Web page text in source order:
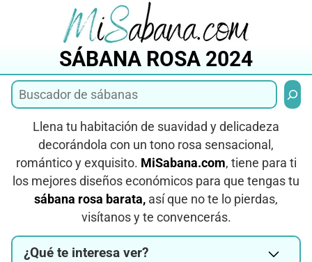
SÁBANA ROSA 2024
Llena tu habitación de suavidad y delicadeza
decorándola con un tono rosa sensacional,
romántico y exquisito. MiSabana.com, tiene para ti
los mejores diseños económicos para que tengas tu
sábana rosa barata, así que no te lo pierdas,
visítanos y te convencerás.
¿Qué te interesa ver?